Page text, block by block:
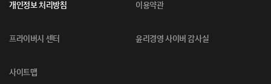
개인정보 처리방침 이용약관
프라이버시 센터 윤리경영 사이버 감사실
사이트맵